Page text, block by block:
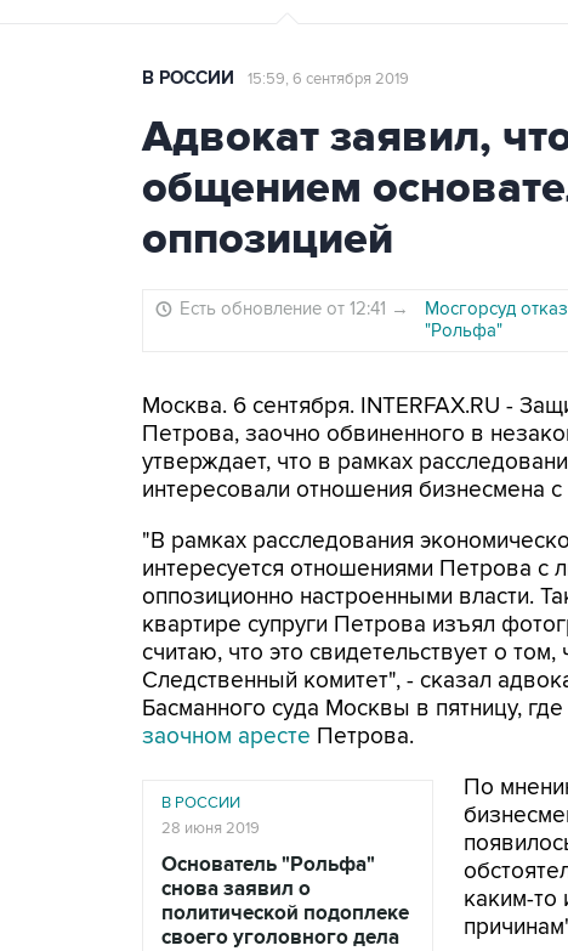
В РОССИИ 15:59, 6 сентября 2019
Адвокат заявил,
общением
оппозицией
Есть обновление от 12:41 →
Мосгорсуд
"Рольфа"
Москва. 6 сентября. INTERFAX.RU -
Петрова, заочно обвиненного в
утверждает, что в рамках
интересовали отношения бизнесмена
"В рамках расследования
интересуется отношениями Петрова
оппозиционно настроенными власти.
квартире супруги Петрова изъял
считаю, что это свидетельствует о
Следственный комитет", - сказал
Басманного суда Москвы в пятницу,
заочном аресте Петрова.
В РОССИИ
28 июня 2019
Основатель "Рольфа"
снова заявил о
политической подоплеке
своего уголовного дела
По
каким-то